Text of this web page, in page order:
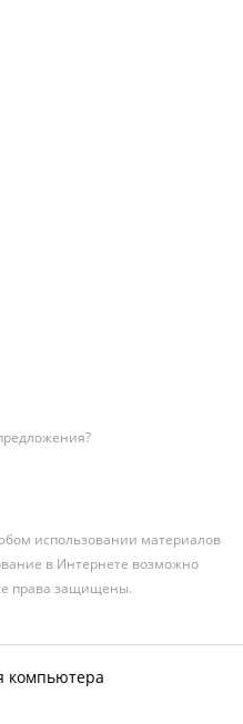
использовании материалов
в Интернете возможно
права защищены.
компьютера